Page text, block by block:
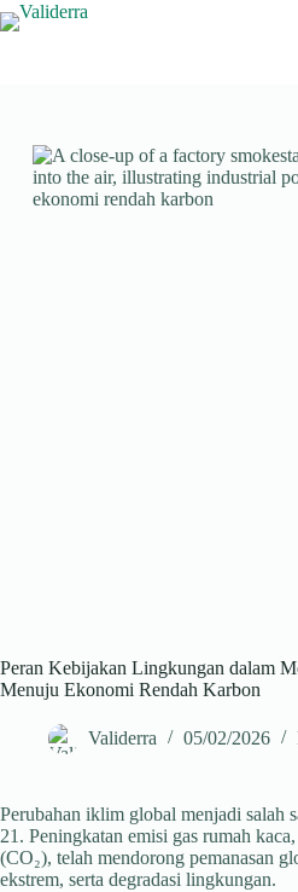
Peran Kebijakan Lingkungan dalam
Menuju Ekonomi Rendah Karbon
Validerra 05/02/2026
Perubahan iklim global menjadi salah
21. Peningkatan emisi gas rumah
(CO₂), telah mendorong pemanasan
ekstrem, serta degradasi lingkungan.